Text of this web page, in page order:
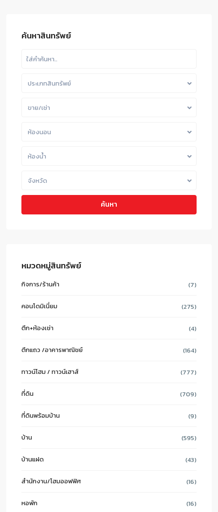
ค้นหาสินทรัพย์
ประเภทสินทรัพย์
ขาย/เช่า
ห้องนอน
ห้องน้ำ
จังหวัด
ค้นหา
หมวดหมู่สินทรัพย์
กิจการ/ร้านค้า (7)
คอนโดมิเนี่ยม (275)
ตึก+ห้องเช่า (4)
ตึกแถว /อาคารพาณิชย์ (164)
ทาวน์โฮม / ทาวน์เฮาส์ (777)
ที่ดิน (709)
ที่ดินพร้อมบ้าน (9)
บ้าน (595)
บ้านแฝด (43)
สำนักงาน/โฮมออฟฟิศ (16)
หอพัก (16)